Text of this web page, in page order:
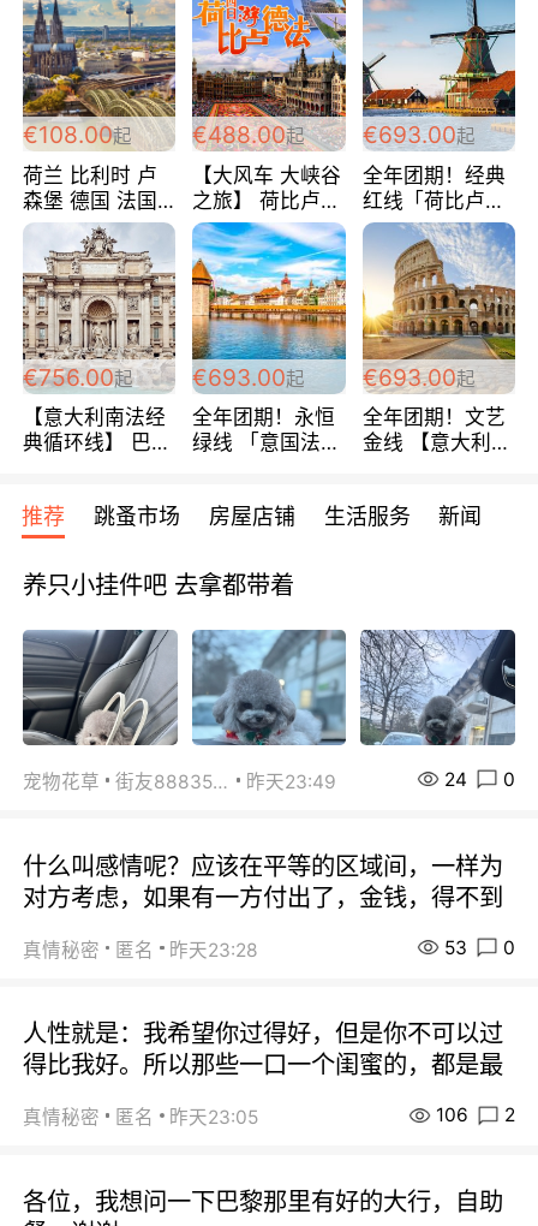
€108.00起
荷兰 比利时 卢
森堡 德国 法国
超爽玩遍西欧 循
环线 全程四星宾
馆 108欧/人/天
€488.00起
【大风车 大峡谷
之旅】 荷比卢德
法 巴黎上下 经
典五国四日游
488欧/人
€693.00起
全年团期！经典
红线「荷比卢德
法」七天循环 五
国 仅售99欧/人/
天！巴黎上下！
包拼房~
€756.00起
【意大利南法经
典循环线】 巴黎
宾馆 108欧/天起
全程756欧/位
€693.00起
全年团期！永恒
绿线 「意国法
欧/天起 ~包拼房
€693.00起
全年团期！文艺
金线 【意大利一
每周铁发！
推荐 跳蚤市场 房屋店铺 生活服务 新闻
养只小挂件吧 去拿都带着
宠物花草 街友88835518 昨天23:49 24 0
什么叫感情呢？应该在平等的区域间，一样为
对方考虑，如果有一方付出了，金钱，得不到
真情秘密 匿名 昨天23:28 53 0
人性就是：我希望你过得好，但是你不可以过
得比我好。所以那些一口一个闺蜜的，都是最
真情秘密 匿名 昨天23:05 106 2
各位，我想问一下巴黎那里有好的大行，自助